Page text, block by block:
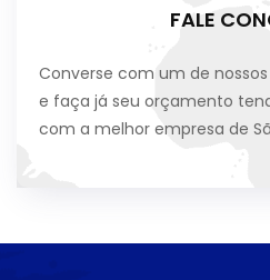
FALE
Converse com um de
e faça já seu orçamento
com a melhor empresa de